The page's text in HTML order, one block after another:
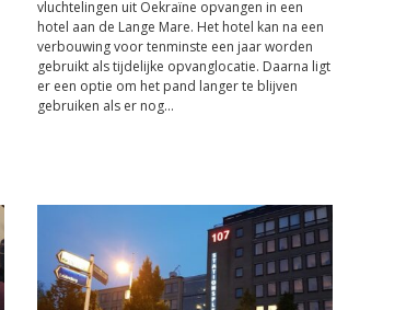
vluchtelingen uit Oekraïne opvangen in een
hotel aan de Lange Mare. Het hotel kan na een
verbouwing voor tenminste een jaar worden
gebruikt als tijdelijke opvanglocatie. Daarna ligt
er een optie om het pand langer te blijven
gebruiken als er nog...